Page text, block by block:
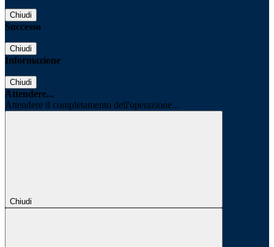
Chiudi
Successo
Chiudi
Informazione
Chiudi
Attendere...
Attendere il completamento dell'operazione...
Chiudi